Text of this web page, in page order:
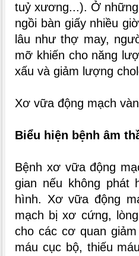
tuỷ xương...). Ở
ngồi bàn giấy nhiều
lâu như thợ may,
mỡ khiến cho năng
xấu và giảm lượng
Xơ vữa động mạch
Biểu hiện bệnh âm
Bệnh xơ vữa động
gian nếu không phát
hình. Xơ vữa động
mạch bị xơ cứng,
cho các cơ quan
máu cục bộ, thiếu